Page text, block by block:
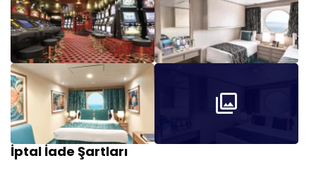
İptal İade Şartları